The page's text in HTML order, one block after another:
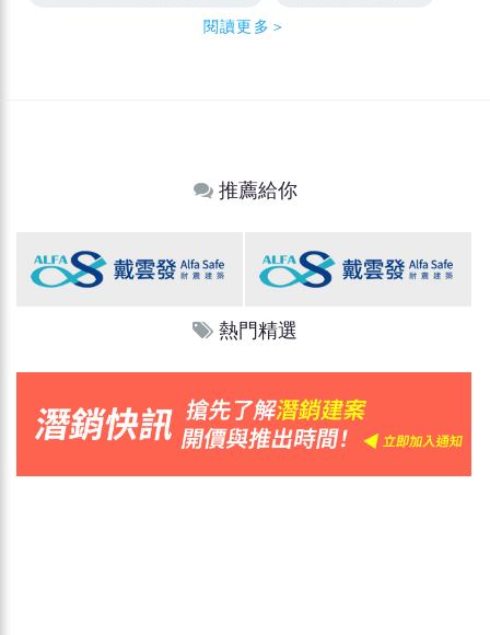
閱讀更多＞
推薦給你
熱門精選